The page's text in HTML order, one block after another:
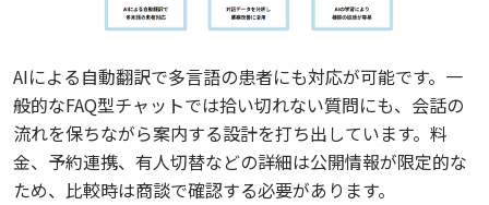
AIによる自動翻訳で多言語の患者にも対応が可能です。一
般的なFAQ型チャットでは拾い切れない質問にも、会話の
流れを保ちながら案内する設計を打ち出しています。料
金、予約連携、有人切替などの詳細は公開情報が限定的な
ため、比較時は商談で確認する必要があります。